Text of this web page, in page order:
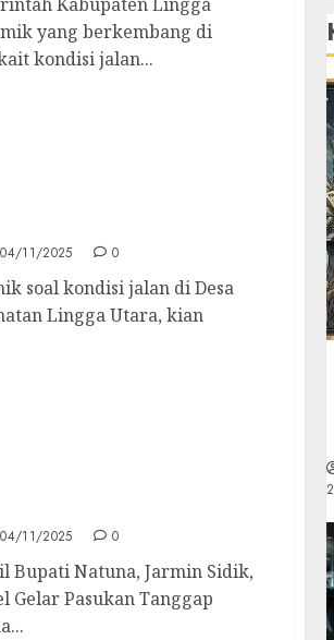
yang berkembang di
kondisi jalan...
04/11/2025 0
soal kondisi jalan di Desa
Lingga Utara, kian
04/11/2025 0
Bupati Natuna, Jarmin Sidik,
Gelar Pasukan Tanggap